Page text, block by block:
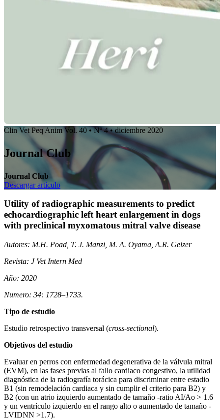
Clin Vet Peq Anim Vol. 40 • Nº 4 • diciembre 2020
Journal Club
Journal Club
Descargar artículo
Utility of radiographic measurements to predict
echocardiographic left heart enlargement in dogs
with preclinical myxomatous mitral valve disease
Autores: M.H. Poad, T. J. Manzi, M. A. Oyama, A.R. Gelzer
Revista: J Vet Intern Med
Año: 2020
Numero: 34: 1728–1733.
Tipo de estudio
Estudio retrospectivo transversal (cross-sectional).
Objetivos del estudio
Evaluar en perros con enfermedad degenerativa de la válvula mitral
(EVM), en las fases previas al fallo cardiaco congestivo, la utilidad
diagnóstica de la radiografía torácica para discriminar entre estadio
B1 (sin remodelación cardiaca y sin cumplir el criterio para B2) y
B2 (con un atrio izquierdo aumentado de tamaño -ratio AI/Ao > 1.6
y un ventrículo izquierdo en el rango alto o aumentado de tamaño -
LVIDNN >1.7).